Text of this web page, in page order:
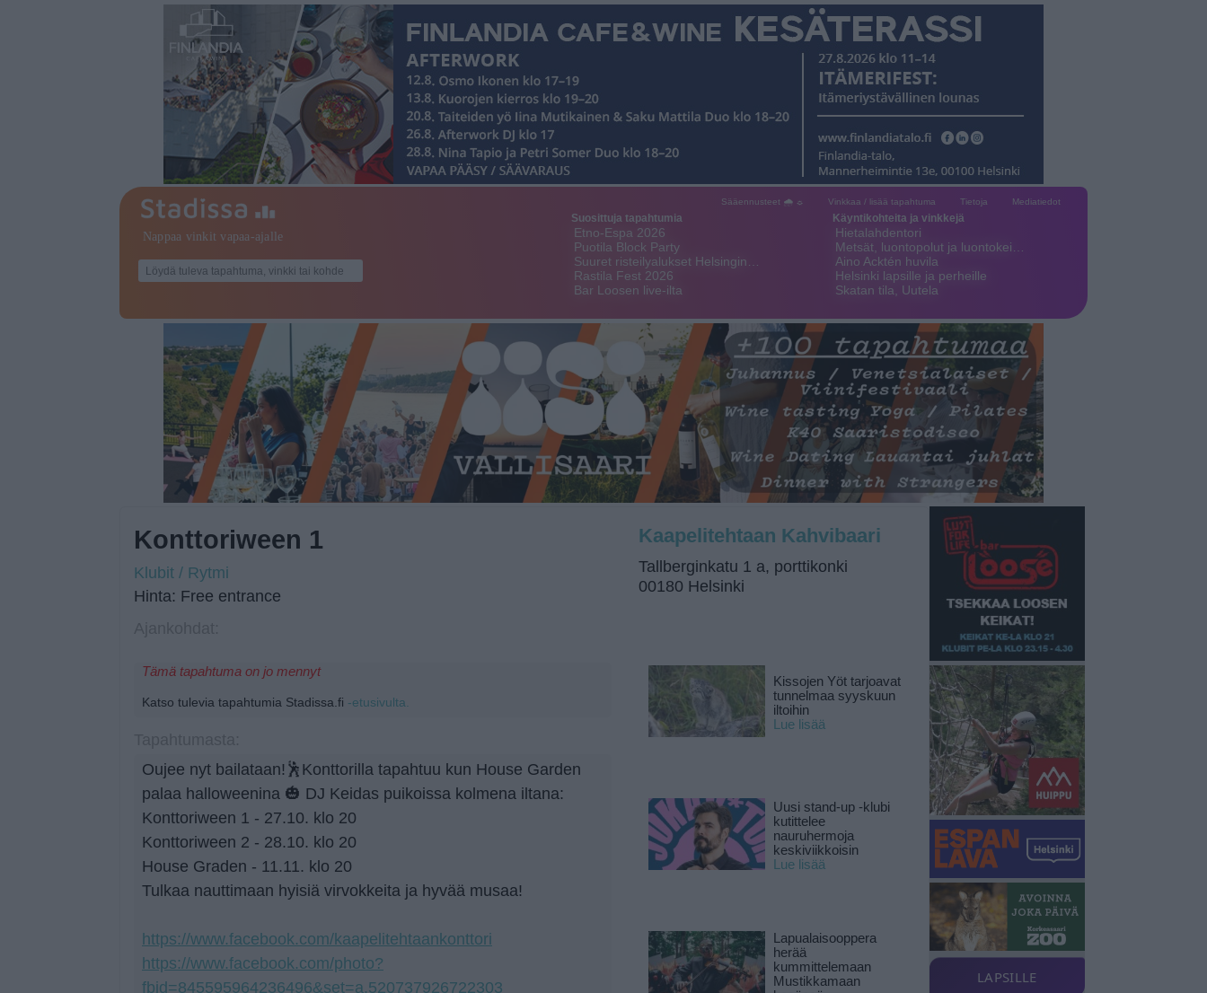
Sääennusteet 🌧 ☼ Vinkkaa / lisää tapahtuma Tietoja Mediatiedot
Suosittuja tapahtumia
Etno-Espa 2026
Puotila Block Party
Suuret risteilyalukset Helsingin…
Rastila Fest 2026
Bar Loosen live-ilta
Käyntikohteita ja vinkkejä
Hietalahdentori
Metsät, luontopolut ja luontokei…
Aino Acktén huvila
Helsinki lapsille ja perheille
Skatan tila, Uutela
Konttoriween 1
Klubit / Rytmi
Hinta: Free entrance
Tämä tapahtuma on jo mennyt
Katso tulevia tapahtumia Stadissa.fi -etusivulta.
Oujee nyt bailataan!🕺Konttorilla tapahtuu kun House Garden
palaa halloweenina 🎃 DJ Keidas puikoissa kolmena iltana:
Konttoriween 1 - 27.10. klo 20
Konttoriween 2 - 28.10. klo 20
House Graden - 11.11. klo 20
Tulkaa nauttimaan hyisiä virvokkeita ja hyvää musaa!
https://www.facebook.com/kaapelitehtaankonttori
https://www.facebook.com/photo?
fbid=845595964236496&set=a.520737926722303
Kaapelitehtaan Kahvibaari
Tallberginkatu 1 a, porttikonki
00180 Helsinki
Kissojen Yöt tarjoavat
tunnelmaa syyskuun
iltoihin
Lue lisää
Uusi stand-up -klubi
kutittelee
nauruhermoja
keskiviikkoisin
Lue lisää
Lapualaisooppera
herää
kummittelemaan
Mustikkamaan
LAPSILLE